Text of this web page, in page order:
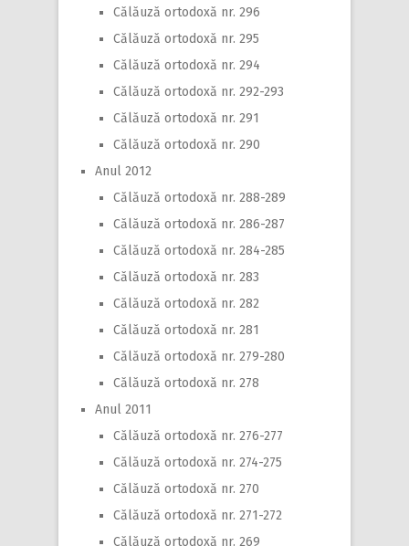
Călăuză ortodoxă nr. 296
Călăuză ortodoxă nr. 295
Călăuză ortodoxă nr. 294
Călăuză ortodoxă nr. 292-293
Călăuză ortodoxă nr. 291
Călăuză ortodoxă nr. 290
Anul 2012
Călăuză ortodoxă nr. 288-289
Călăuză ortodoxă nr. 286-287
Călăuză ortodoxă nr. 284-285
Călăuză ortodoxă nr. 283
Călăuză ortodoxă nr. 282
Călăuză ortodoxă nr. 281
Călăuză ortodoxă nr. 279-280
Călăuză ortodoxă nr. 278
Anul 2011
Călăuză ortodoxă nr. 276-277
Călăuză ortodoxă nr. 274-275
Călăuză ortodoxă nr. 270
Călăuză ortodoxă nr. 271-272
Călăuză ortodoxă nr. 269